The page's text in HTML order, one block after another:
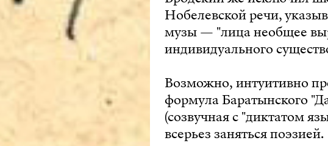
Нобелевской речи,
музы — "лица необщее
индивидуального
Возможно, интуитивно
формула Баратынского
(созвучная с "диктатом
всерьез заняться поэзией.